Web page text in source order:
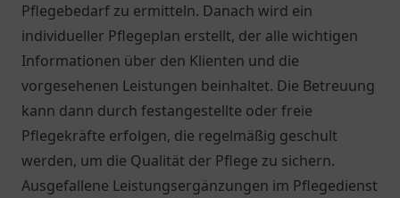
Pflegebedarf zu ermitteln. Danach wird ein
individueller Pflegeplan erstellt, der alle wichtigen
Informationen über den Klienten und die
vorgesehenen Leistungen beinhaltet. Die Betreuung
kann dann durch festangestellte oder freie
Pflegekräfte erfolgen, die regelmäßig geschult
werden, um die Qualität der Pflege zu sichern.
Ausgefallene Leistungsergänzungen im Pflegedienst